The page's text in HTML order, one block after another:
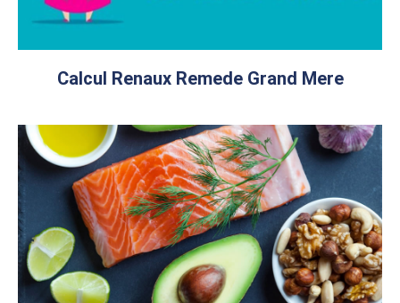
Calcul Renaux Remede Grand Mere